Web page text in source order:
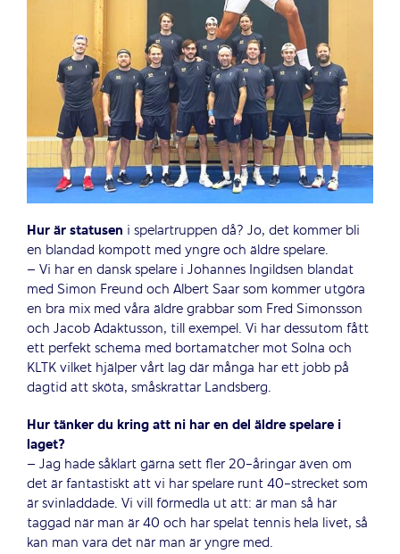
Hur är statusen i spelartruppen då? Jo, det kommer bli
en blandad kompott med yngre och äldre spelare.
– Vi har en dansk spelare i Johannes Ingildsen blandat
med Simon Freund och Albert Saar som kommer utgöra
en bra mix med våra äldre grabbar som Fred Simonsson
och Jacob Adaktusson, till exempel. Vi har dessutom fått
ett perfekt schema med bortamatcher mot Solna och
KLTK vilket hjälper vårt lag där många har ett jobb på
dagtid att sköta, småskrattar Landsberg.
Hur tänker du kring att ni har en del äldre spelare i
laget?
– Jag hade såklart gärna sett fler 20-åringar även om
det är fantastiskt att vi har spelare runt 40-strecket som
är svinladdade. Vi vill förmedla ut att: är man så här
taggad när man är 40 och har spelat tennis hela livet, så
kan man vara det när man är yngre med.